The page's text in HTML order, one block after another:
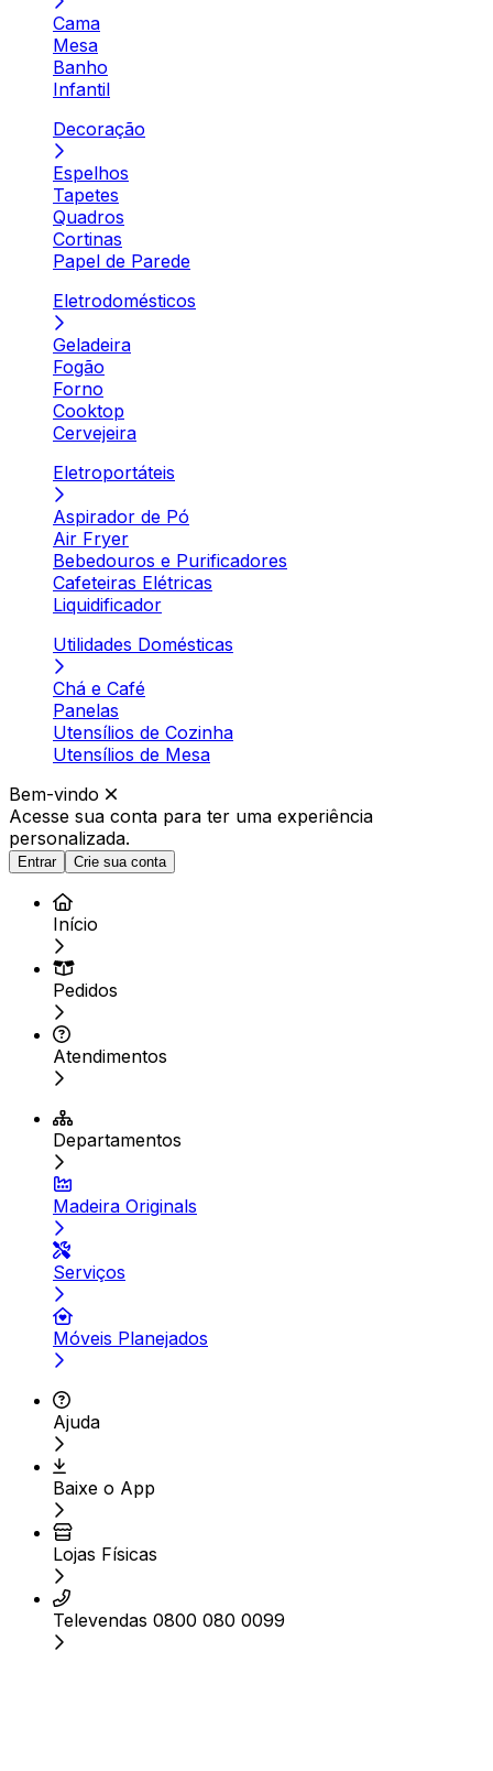
Cama
Mesa
Banho
Infantil
Decoração
Espelhos
Tapetes
Quadros
Cortinas
Papel de Parede
Eletrodomésticos
Geladeira
Fogão
Forno
Cooktop
Cervejeira
Eletroportáteis
Aspirador de Pó
Air Fryer
Bebedouros e Purificadores
Cafeteiras Elétricas
Liquidificador
Utilidades Domésticas
Chá e Café
Panelas
Utensílios de Cozinha
Utensílios de Mesa
Bem-vindo
Acesse sua conta para ter uma experiência
personalizada.
Entrar Crie sua conta
Início
Pedidos
Atendimentos
Departamentos
Madeira Originals
Serviços
Móveis Planejados
Ajuda
Baixe o App
Lojas Físicas
Televendas 0800 080 0099